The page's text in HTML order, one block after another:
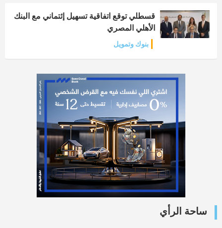
قسطلي توقع اتفاقية تسهيل إئتماني مع البنك
الأهلي المصري
بنوك وتمويل
ساحة الرأي